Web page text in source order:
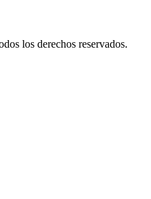
los derechos reservados.